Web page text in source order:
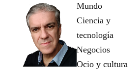
Mundo
Ciencia y
tecnología
Negocios
Ocio y cultura